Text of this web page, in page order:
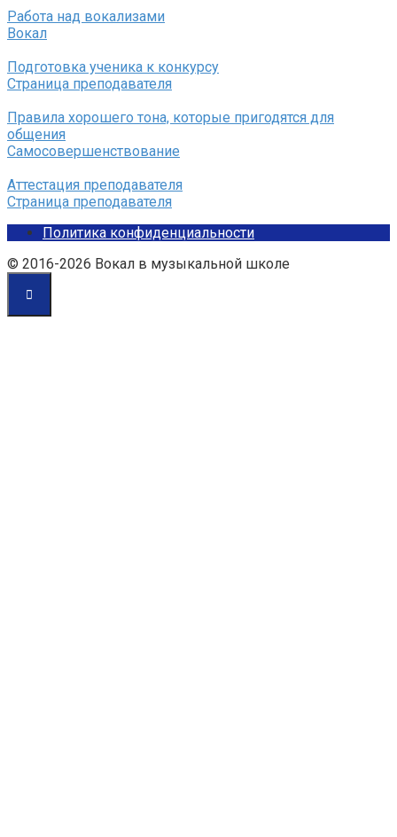
Работа над вокализами
Вокал
Подготовка ученика к конкурсу
Страница преподавателя
Правила хорошего тона, которые пригодятся для
общения
Самосовершенствование
Аттестация преподавателя
Страница преподавателя
Политика конфиденциальности
© 2016-2026 Вокал в музыкальной школе